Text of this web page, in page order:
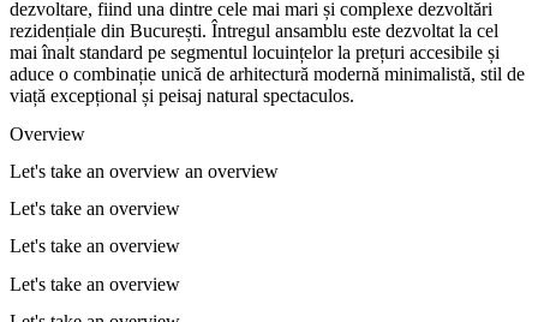
dezvoltare, fiind una dintre cele mai mari și complexe dezvoltări
rezidențiale din București. Întregul ansamblu este dezvoltat la cel
mai înalt standard pe segmentul locuințelor la prețuri accesibile și
aduce o combinație unică de arhitectură modernă minimalistă, stil de
viață excepțional și peisaj natural spectaculos.
Overview
Let's take an overview an overview
Let's take an overview
Let's take an overview
Let's take an overview